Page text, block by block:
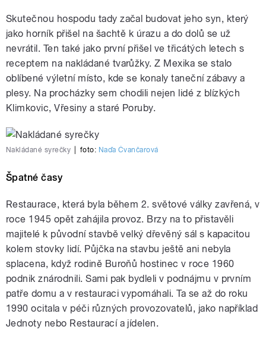
Skutečnou hospodu tady začal budovat jeho syn, který
jako horník přišel na šachtě k úrazu a do dolů se už
nevrátil. Ten také jako první přišel ve třicátých letech s
receptem na nakládané tvarůžky. Z Mexika se stalo
oblíbené výletní místo, kde se konaly taneční zábavy a
plesy. Na procházky sem chodili nejen lidé z blízkých
Klimkovic, Vřesiny a staré Poruby.
Nakládané syrečky foto: Naďa Čvančarová
Špatné časy
Restaurace, která byla během 2. světové války zavřená, v
roce 1945 opět zahájila provoz. Brzy na to přistavěli
majitelé k původní stavbě velký dřevěný sál s kapacitou
kolem stovky lidí. Půjčka na stavbu ještě ani nebyla
splacena, když rodině Buroňů hostinec v roce 1960
podnik znárodnili. Sami pak bydleli v podnájmu v prvním
patře domu a v restauraci vypomáhali. Ta se až do roku
1990 ocitala v péči různých provozovatelů, jako například
Jednoty nebo Restaurací a jídelen.